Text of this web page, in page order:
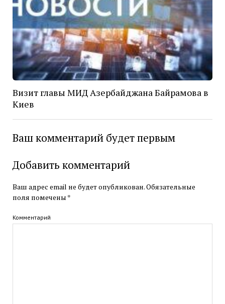
Визит главы МИД Азербайджана Байрамова в
Киев
Ваш комментарий будет первым
Добавить комментарий
Ваш адрес email не будет опубликован.Обязательные
поля помечены *
Комментарий